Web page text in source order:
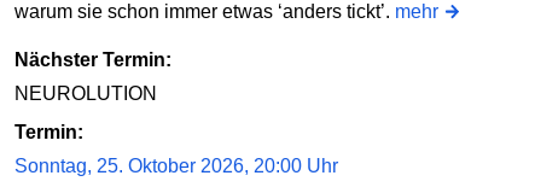
warum sie schon immer etwas ‘anders tickt’. mehr
Nächster Termin:
NEUROLUTION
Termin:
Sonntag, 25. Oktober 2026, 20:00 Uhr